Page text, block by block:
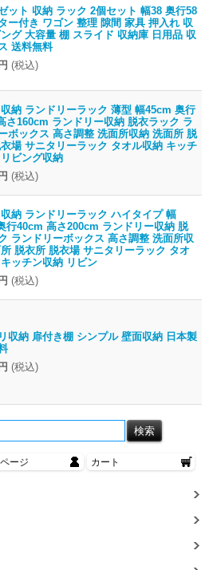
ット 収納 ラック 2個セット 幅38 奥行58
ー付き ワゴン 整理 隙間 家具 押入れ 収
グ 大容量 棚 スライド 収納庫 日用品 収
送料無料
(税込)
納 ランドリーラック 薄型 幅45cm 奥行
さ160cm ランドリー収納 脱衣ラック ラ
ボックス 高さ調整 洗面所収納 洗面所 脱
場 サニタリーラック タオル収納 キッチ
ビング収納
(税込)
納 ランドリーラック ハイタイプ 幅
行40cm 高さ200cm ランドリー収納 脱
ランドリーボックス 高さ調整 洗面所収
脱衣所 脱衣場 サニタリーラック タオ
ッチン収納 リビン
(税込)
収納 扉付き棚 シンプル 壁面収納 日本製
(税込)
ージ カート